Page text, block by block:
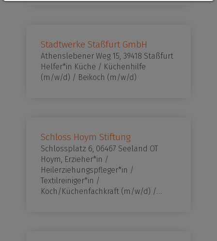
Stadtwerke Staßfurt GmbH
Athenslebener Weg 15, 39418 Staßfurt
Helfer*in Küche / Küchenhilfe
(m/w/d) / Beikoch (m/w/d)
Schloss Hoym Stiftung
Schlossplatz 6, 06467 Seeland OT
Hoym, Erzieher*in /
Heilerziehungspfleger*in /
Textilreiniger*in /
Koch/Küchenfachkraft (m/w/d) /…